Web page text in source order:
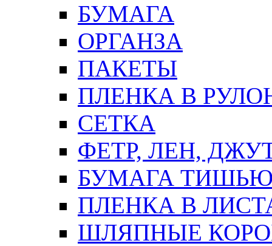
БУМАГА
ОРГАНЗА
ПАКЕТЫ
ПЛЕНКА В
СЕТКА
ФЕТР, ЛЕН,
БУМАГА
ПЛЕНКА В
ШЛЯПНЫЕ